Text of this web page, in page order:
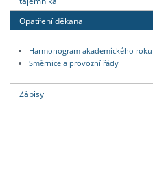
Opatření děkana
Harmonogram akademického roku
Směrnice a provozní řády
Zápisy